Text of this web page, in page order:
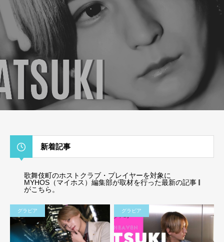
新着記事
歌舞伎町のホストクラブ・プレイヤーを対象に
MYHOS（マイホス）編集部が取材を行った最新の記事
がこちら。
グラビア グラビア